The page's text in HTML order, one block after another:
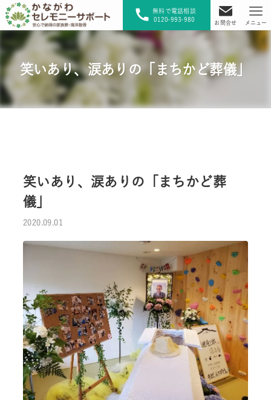
無料で電話相談
0120-993-980
お問合せ メニュー
笑いあり、涙ありの「まちかど葬儀」
笑いあり、涙ありの「まちかど葬
儀」
2020.09.01